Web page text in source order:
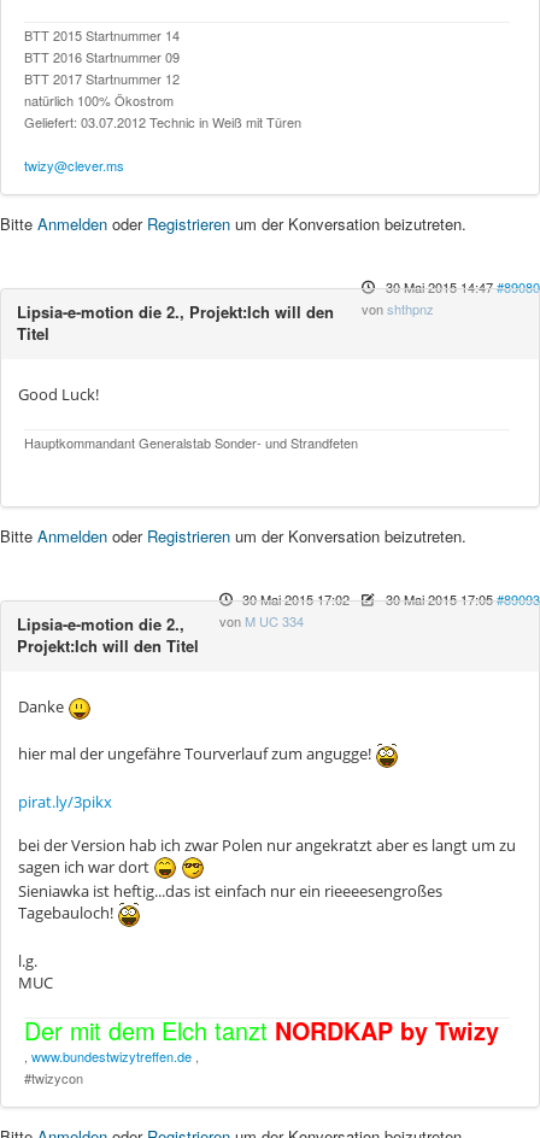
BTT 2015 Startnummer 14
BTT 2016 Startnummer 09
BTT 2017 Startnummer 12
natürlich 100% Ökostrom
Geliefert: 03.07.2012 Technic in Weiß mit Türen
twizy@clever.ms
Bitte Anmelden oder Registrieren um der Konversation beizutreten.
30 Mai 2015 14:47#89080
vonshthpnz
Lipsia-e-motion die 2., Projekt:Ich will den
Titel
Good Luck!
Hauptkommandant Generalstab Sonder- und Strandfeten
Bitte Anmelden oder Registrieren um der Konversation beizutreten.
30 Mai 2015 17:02- 30 Mai 2015 17:05#89093
von M UC 334
Lipsia-e-motion die 2.,
Projekt:Ich will den Titel
Danke
hier mal der ungefähre Tourverlauf zum angugge!
pirat.ly/3pikx
bei der Version hab ich zwar Polen nur angekratzt aber es langt um zu
sagen ich war dort
Sieniawka ist heftig...das ist einfach nur ein rieeeesengroßes
Tagebauloch!
l.g.
MUC
Der mit dem Elch tanzt NORDKAP by Twizy
, www.bundestwizytreffen.de ,
#twizycon